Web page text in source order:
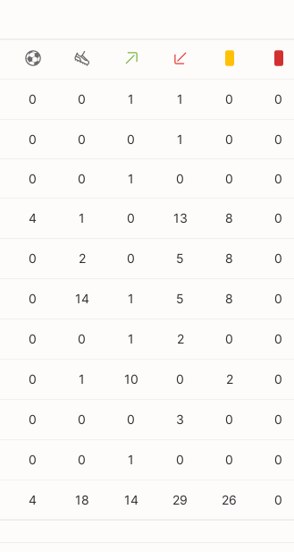
0 0 1 1 0 0
0 0 0 1 0 0
0 0 1 0 0 0
4 1 0 13 8 0
0 2 0 5 8 0
0 14 1 5 8 0
0 0 1 2 0 0
0 1 10 0 2 0
0 0 0 3 0 0
0 0 1 0 0 0
4 18 14 29 26 0